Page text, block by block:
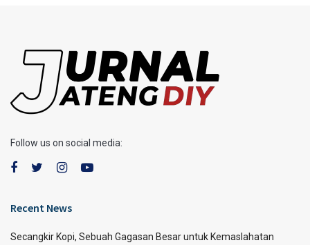
Follow us on social media:
Recent News
Secangkir Kopi, Sebuah Gagasan Besar untuk Kemaslahatan